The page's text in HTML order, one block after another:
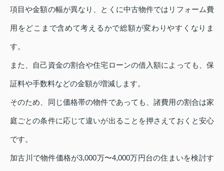
項目や金額の幅が異なり、とくに中古物件ではリフォーム費
用をどこまで含めて考えるかで総額が変わりやすくなりま
す。
また、自己資金の割合や住宅ローンの借入額によっても、保
証料や手数料などの金額が増減します。
そのため、同じ価格帯の物件であっても、諸費用の割合は家
庭ごとの条件に応じて違いが出ることを押さえておくと安心
です。
加古川で物件価格が3,000万〜4,000万円台の住まいを検討す